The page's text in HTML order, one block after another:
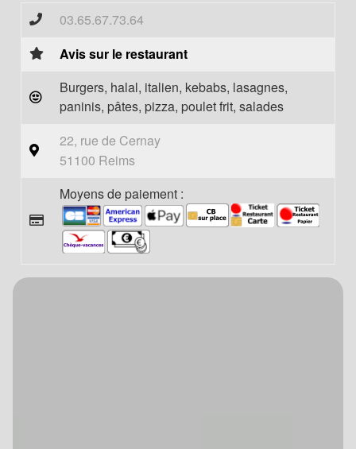
03.65.67.73.64
Avis sur le restaurant
Burgers, halal, italien, kebabs, lasagnes,
paninis, pâtes, pizza, poulet frit, salades
22, rue de Cernay
51100 Reims
Moyens de paiement :